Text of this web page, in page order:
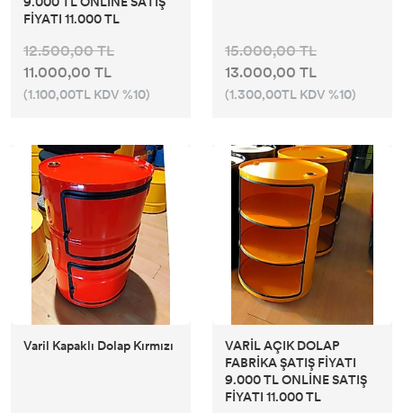
FİYATI 11.000 TL
12.500,00 TL
11.000,00 TL
(1.100,00TL KDV %10)
15.000,00 TL
13.000,00 TL
(1.300,00TL KDV %10)
Varil Kapaklı Dolap Kırmızı
VARİL AÇIK DOLAP
FABRİKA ŞATIŞ FİYATI
9.000 TL ONLİNE SATIŞ
FİYATI 11.000 TL